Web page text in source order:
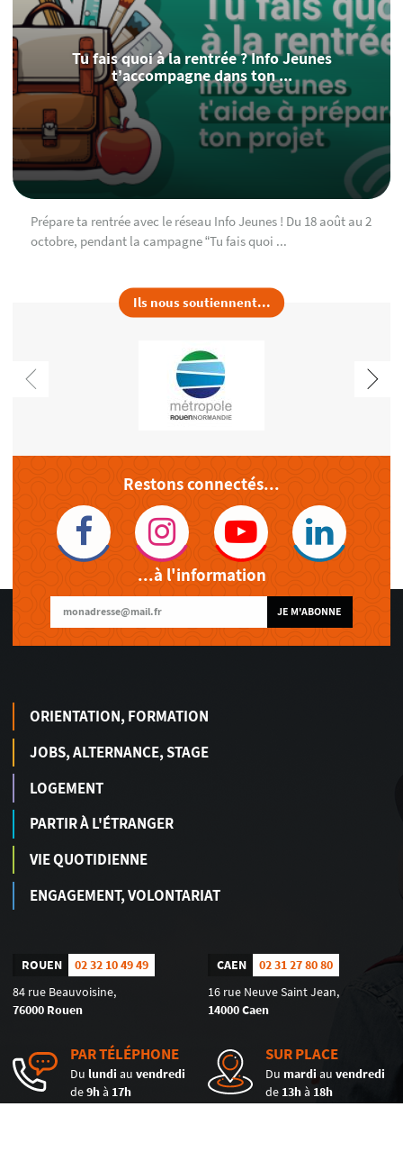
Tu fais quoi à la rentrée ? Info Jeunes
t’accompagne dans ton ...
Prépare ta rentrée avec le réseau Info Jeunes ! Du 18 août au 2
octobre, pendant la campagne “Tu fais quoi ...
Ils nous soutiennent...
Restons connectés...
...à l'information
JE M'ABONNE
ORIENTATION, FORMATION
JOBS, ALTERNANCE, STAGE
LOGEMENT
PARTIR À L'ÉTRANGER
VIE QUOTIDIENNE
ENGAGEMENT, VOLONTARIAT
ROUEN
02 32 10 49 49
84 rue Beauvoisine,
76000 Rouen
CAEN
02 31 27 80 80
16 rue Neuve Saint Jean,
14000 Caen
PAR TÉLÉPHONE
Du lundi au vendredi
de9hà 17h
SUR PLACE
Du mardi au vendredi
de 13hà 18h